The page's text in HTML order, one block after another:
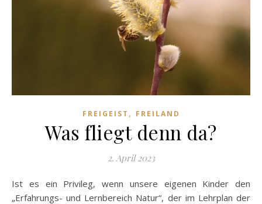
FREIGEIST , FREILAND
Was fliegt denn da?
2. April 2023
Ist es ein Privileg, wenn unsere eigenen Kinder den
„Erfahrungs- und Lernbereich Natur“, der im Lehrplan der